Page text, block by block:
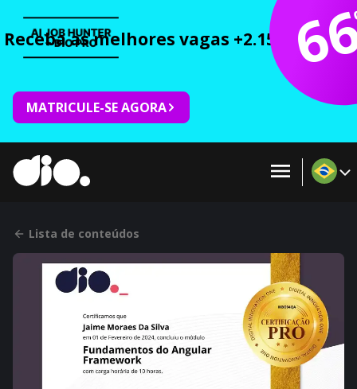
Receba as melhores vagas +2.150 cursos
MATRICULE-SE AGORA
Lista de conteúdos